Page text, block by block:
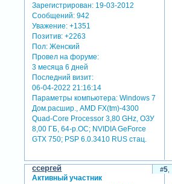
Зарегистрирован: 19-03-2012
Сообщений: 942
Уважение: +1351
Позитив: +2263
Пол: Женский
Провел на форуме:
3 месяца 6 дней
Последний визит:
06-04-2022 21:16:14
Параметры компьютера: Windows 7
Дом.расшир., AMD FX(tm)-4300
Quad-Core Processor 3,80 GHz, ОЗУ
8,00 ГБ, 64-р.ОС; NVIDIA GeForce
GTX 750; PSP 6.0.3410 RUS стац.
5
cсергей
Активный участник